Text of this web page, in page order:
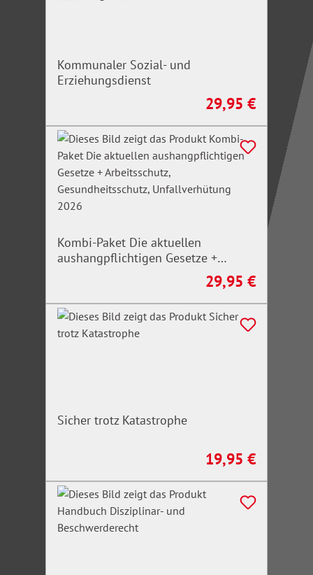
Kommunaler Sozial- und
Erziehungsdienst
Regulärer Preis:
29,95 €
Kombi-Paket Die aktuellen
aushangpflichtigen Gesetze +
Arbeitsschutz, Gesundheitsschutz,
Regulärer Preis:
29,95 €
Sicher trotz Katastrophe
Regulärer Preis:
19,95 €